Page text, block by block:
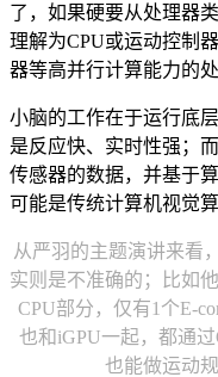
了，如果硬要从处理器
理解为CPU或运动控制
器等高并行计算能力的处
小脑的工作在于运行底
是反应快、实时性强；
传感器的数据，并基于
可能是传统计算机视觉
从严羽的主题演讲来看
实则是不准确的；比如
CPU部分，仅有1个E-
也和iGPU一起，都通
也能做运动